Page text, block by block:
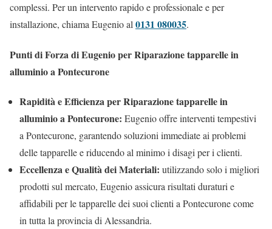
complessi. Per un intervento rapido e professionale e per
installazione, chiama Eugenio al0131 080035.
Punti di Forza di Eugenio per Riparazione tapparelle in
alluminio a Pontecurone
Rapidità e Efficienza per Riparazione tapparelle in
alluminio a Pontecurone: Eugenio offre interventi tempestivi
a Pontecurone, garantendo soluzioni immediate ai problemi
delle tapparelle e riducendo al minimo i disagi per i clienti.
Eccellenza e Qualità dei Materiali: utilizzando solo i migliori
prodotti sul mercato, Eugenio assicura risultati duraturi e
affidabili per le tapparelle dei suoi clienti a Pontecurone come
in tutta la provincia di Alessandria.